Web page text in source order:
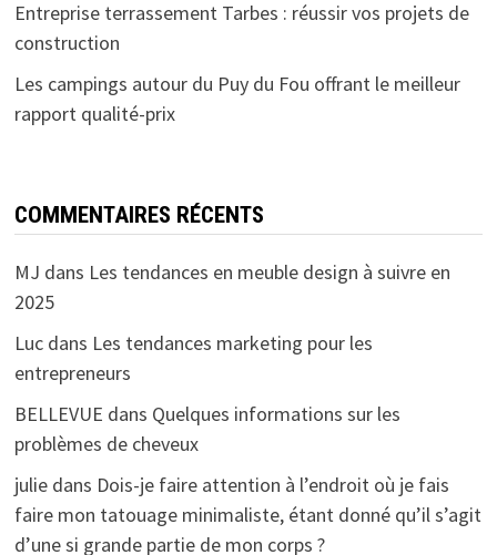
Entreprise terrassement Tarbes : réussir vos projets de
construction
Les campings autour du Puy du Fou offrant le meilleur
rapport qualité-prix
COMMENTAIRES RÉCENTS
MJ dans Les tendances en meuble design à suivre en
2025
Lucdans Les tendances marketing pour les
entrepreneurs
BELLEVUE dans Quelques informations sur les
problèmes de cheveux
juliedans Dois-je faire attention à l’endroit où je fais
faire mon tatouage minimaliste, étant donné qu’il s’agit
d’une si grande partie de mon corps ?